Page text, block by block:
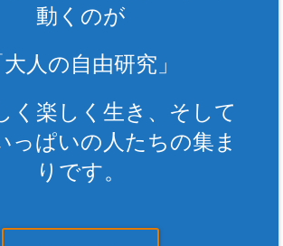
動くのが
大人の自由研究」
く楽しく生き、そして
っぱいの人たちの集ま
りです。